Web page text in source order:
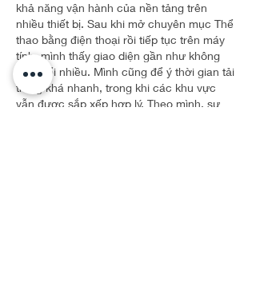
khả năng vận hành của nền tảng trên
nhiều thiết bị. Sau khi mở chuyên mục Thể
thao bằng điện thoại rồi tiếp tục trên máy
tính, mình thấy giao diện gần như không
thay đổi nhiều. Mình cũng để ý thời gian tải
trang khá nhanh, trong khi các khu vực
vẫn được sắp xếp hợp lý. Theo mình, sự